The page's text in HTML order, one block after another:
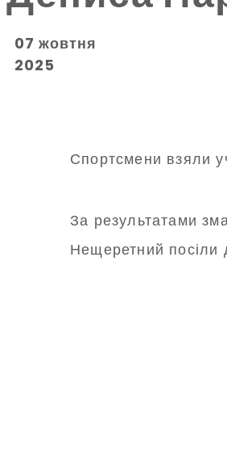
07 жовтня
2025
Спортсмени взяли
За результатами
Нещеретний посіли